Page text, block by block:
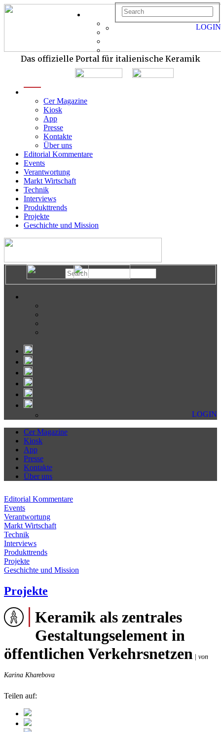
Das offizielle Portal für italienische Keramik
Cer Magazine
Kiosk
App
Presse
Kontakte
Über uns
Editorial Kommentare
Events
Verantwortung
Markt Wirtschaft
Technik
Interviews
Produkttrends
Projekte
Geschichte und Mission
LOGIN
LOGIN
Cer Magazine
Kiosk
App
Presse
Kontakte
Über uns
Editorial Kommentare
Events
Verantwortung
Markt Wirtschaft
Technik
Interviews
Produkttrends
Projekte
Geschichte und Mission
Projekte
Keramik als zentrales
Gestaltungselement in
öffentlichen Verkehrsnetzen
von
Karina Kharebova
Teilen auf: